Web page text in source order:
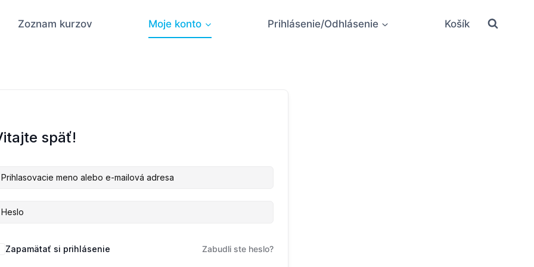
Zoznam kurzov Moje konto Prihlásenie/Odhlásenie Košík
späť!
Zapamätať si prihlásenie Zabudli ste heslo?